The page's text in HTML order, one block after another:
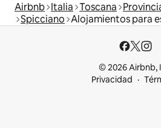
Airbnb Italia Toscana
Spicciano Alojamientos para
© 2026 Airbnb,
Privacidad